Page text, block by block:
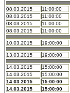
08.03.2015 11:00:00
08.03.2015
11:00:00
08.03.2015
11:00:00
08.03.2015
11:00:00
10.03.2015 19:00:00
13.03.2015 19:00:00
14.03.2015 15:00:00
14.03.2015
15:00:00
14.03.2015
15:00:00
14.03.2015
15:00:00